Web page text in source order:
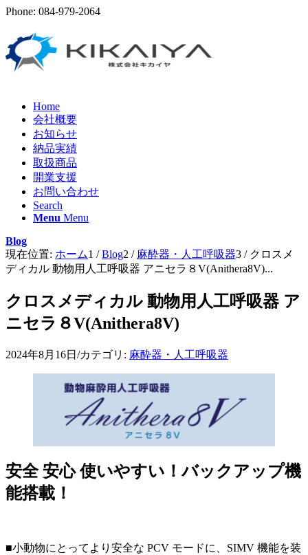
Phone: 084-979-2064
Home
会社概要
お知らせ
納品実績
取扱商品
開業支援
お問い合わせ
Search
Menu Menu
Blog
現在位置: ホーム1 / Blog2 / 麻酔器・人工呼吸器3 / クロスメ
ディカル 動物用人工呼吸器 アニセラ８V(Anithera8V)...
クロスメディカル 動物用人工呼吸器 ア
ニセラ８V(Anithera8V)
2024年8月16日 /カテゴリ: 麻酔器・人工呼吸器
安全 安心 使いやすい！バックアップ機
能搭載！
■小動物にとってより安全な PCV モードに、SIMV 機能を装